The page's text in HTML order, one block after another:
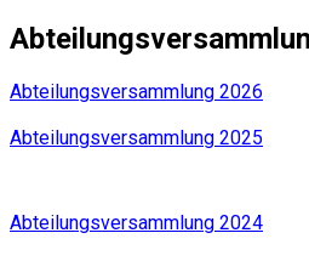
Abteilungsversammlung 2026
Abteilungsversammlung 2025
Abteilungsversammlung 2024